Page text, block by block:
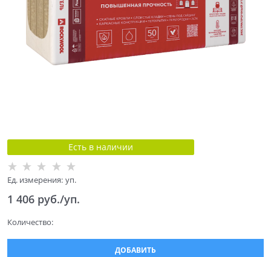
Есть в наличии
Ед. измерения: уп.
1 406 руб./уп.
Количество:
ДОБАВИТЬ